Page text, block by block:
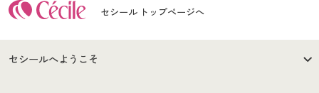
セシール トップページへ
セシールへようこそ